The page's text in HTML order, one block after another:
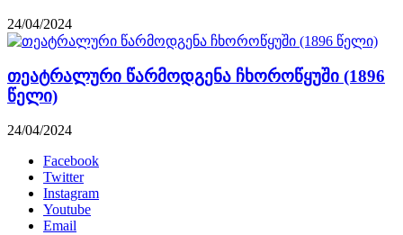
24/04/2024
თეატრალური წარმოდგენა ჩხოროწყუში (1896
წელი)
24/04/2024
Facebook
Twitter
Instagram
Youtube
Email